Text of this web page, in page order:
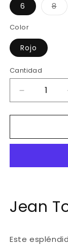
6 8
Color
Rojo
Cantidad
Reducir
cantidad
para
014
Tono
Jean
Este